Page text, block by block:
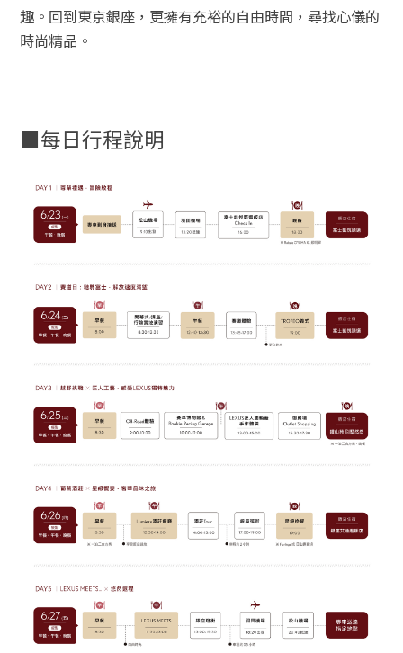
趣。回到東京銀座，更擁有充裕的自由時間，尋找心儀的
時尚精品。
■每日行程說明